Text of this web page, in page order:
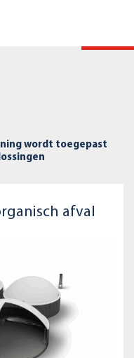
wordt toegepast
afval